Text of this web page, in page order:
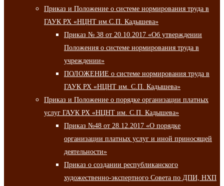
Приказ и Положение о системе нормирования труда в
ГАУК РХ «НЦНТ им.С.П. Кадышева»
Приказ № 38 от 20.10.2017 «Об утверждении
Положения о системе нормирования труда в
учреждении»
ПОЛОЖЕНИЕ о системе нормирования труда в
ГАУК РХ «НЦНТ им. С.П. Кадышева»
Приказ и Положение о порядке организации платных
услуг ГАУК РХ «НЦНТ им. С.П. Кадышева»
Приказ №48 от 28.12.2017 «О порядке
организации платных услуг и иной приносящей
деятельности»
Приказ о создании республиканского
художественно-экспертного Совета по ДПИ, НХП